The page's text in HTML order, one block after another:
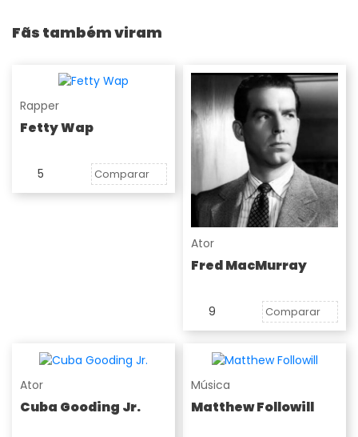
Fãs também viram
Rapper
Fetty Wap
5 Comparar
Ator
Fred MacMurray
9 Comparar
Ator
Cuba Gooding Jr.
Música
Matthew Followill